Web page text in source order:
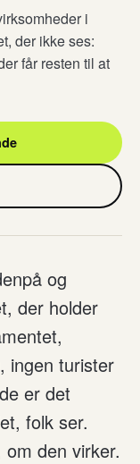
i
der ikke ses:
får resten til at
og
der holder
ingen turister
er det
folk ser.
den virker.